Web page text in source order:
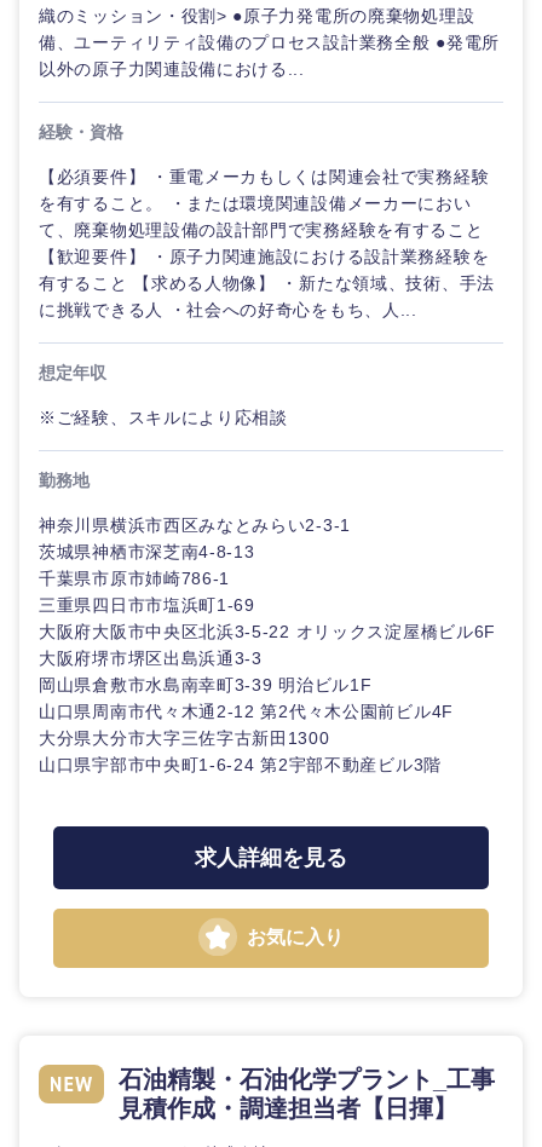
九州・沖縄
福岡県 佐賀県
大分県
織のミッション・役割> ●原子力発電所の廃棄物処理設
備、ユーティリティ設備のプロセス設計業務全般 ●発電所
以外の原子力関連設備における...
経験・資格
【必須要件】 ・重電メーカもしくは関連会社で実務経験
を有すること。 ・または環境関連設備メーカーにおい
て、廃棄物処理設備の設計部門で実務経験を有すること
【歓迎要件】 ・原子力関連施設における設計業務経験を
有すること 【求める人物像】 ・新たな領域、技術、手法
に挑戦できる人 ・社会への好奇心をもち、人...
想定年収
※ご経験、スキルにより応相談
勤務地
神奈川県横浜市西区みなとみらい2-3-1
茨城県神栖市深芝南4-8-13
千葉県市原市姉崎786-1
三重県四日市市塩浜町1-69
大阪府大阪市中央区北浜3-5-22 オリックス淀屋橋ビル6F
大阪府堺市堺区出島浜通3-3
岡山県倉敷市水島南幸町3-39 明治ビル1F
山口県周南市代々木通2-12 第2代々木公園前ビル4F
大分県大分市大字三佐字古新田1300
山口県宇部市中央町1-6-24 第2宇部不動産ビル3階
求人詳細を見る
お気に入り
石油精製・石油化学プラント_工事
見積作成・調達担当者【日揮】